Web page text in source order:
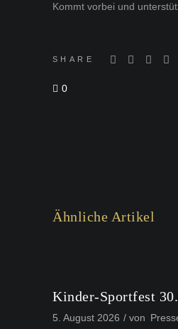
Kommt vorbei und
SHARE
0
Ähnliche Artikel
Kinder-Sportfest
5. August 2026 von